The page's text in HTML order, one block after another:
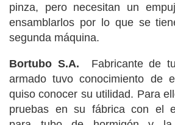
pinza, pero necesitan un
ensamblarlos por lo que se
segunda máquina.
Bortubo S.A.
Fabricante de
armado tuvo conocimiento de
quiso conocer su utilidad. Para
pruebas en su fábrica con el